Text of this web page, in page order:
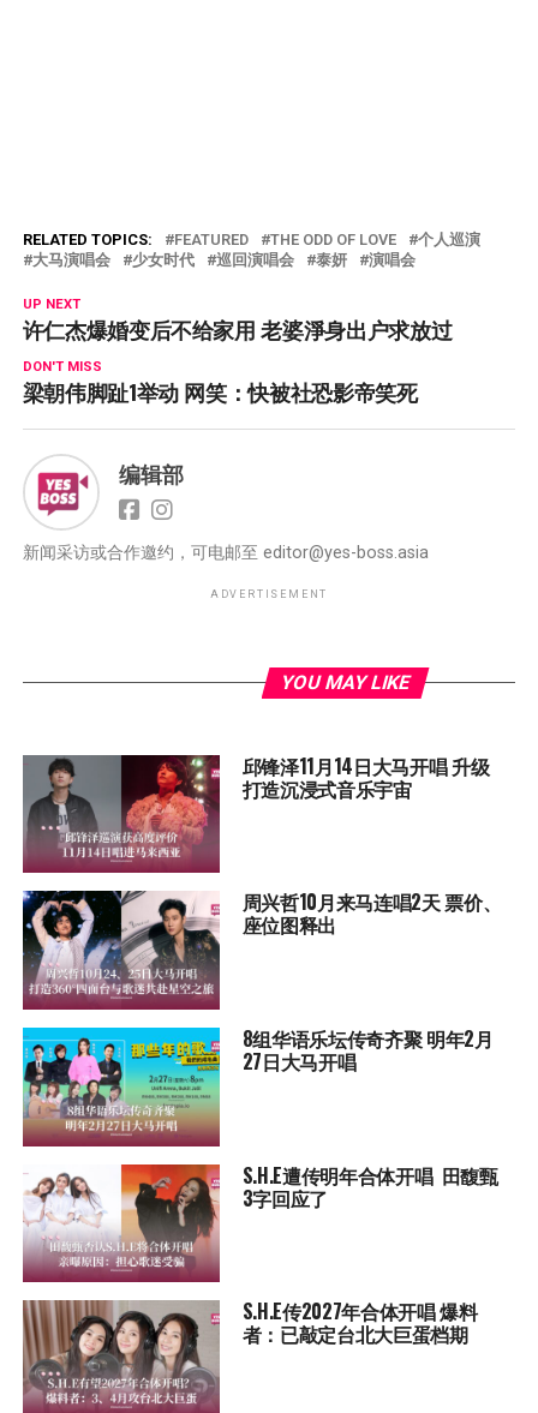
RELATED TOPICS: FEATURED THE ODD OF LOVE
个人巡演
大马演唱会
少女时代 巡回演唱会 泰妍 演唱会
UP NEXT
许仁杰爆婚变后不给家用 老婆淨身出户求放过
DON'T MISS
梁朝伟脚趾1举动 网笑：快被社恐影帝笑死
编辑部
新闻采访或合作邀约，可电邮至 editor@yes-boss.asia
ADVERTISEMENT
YOU MAY LIKE
邱锋泽11月14日大马开唱 升级
打造沉浸式音乐宇宙
周兴哲10月来马连唱2天 票价、
座位图释出
8组华语乐坛传奇⻬聚 明年2月
27日大马开唱
S.H.E遭传明年合体开唱 田馥甄
3字回应了
S.H.E传2027年合体开唱 爆料
者：已敲定台北大巨蛋档期